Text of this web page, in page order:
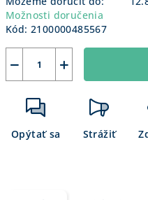
Možnosti doručenia
Kód: 2100000485567
+
−
Opýtať sa Strážiť